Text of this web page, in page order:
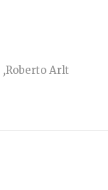
Roberto Arlt